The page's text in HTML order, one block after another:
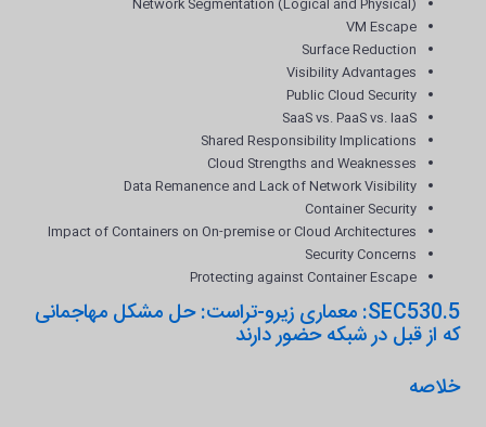
VM Escape
Surface Reduction
Visibility Advantages
Public Cloud Security
SaaS vs. PaaS vs. IaaS
Shared Responsibility Implications
Cloud Strengths and Weaknesses
Data Remanence and Lack of Network Visibility
Container Security
Impact of Containers on On-premise or Cloud Architectures
Security Concerns
Protecting against Container Escape
SEC530.5: معماری زیرو-تراست: حل مشکل مهاجمانی
که از قبل در شبکه حضور دارند
خلاصه